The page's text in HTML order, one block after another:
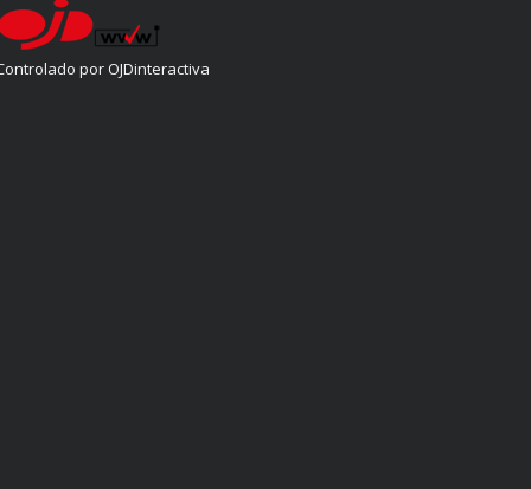
por OJDinteractiva